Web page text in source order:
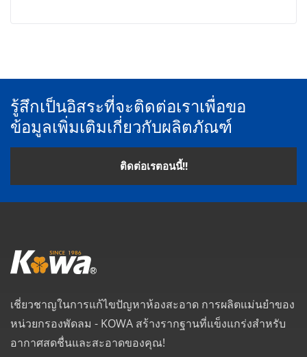
รู้สึกเป็นอิสระที่จะติดต่อเราเพื่อขอ
ข้อมูลเพิ่มเติมเกี่ยวกับผลิตภัณฑ์
ติดต่อเรตอนนี้!!
เชี่ยวชาญในการแก้ไขปัญหาห้องสะอาด การผลิตแม่นยำของ
หน่วยกรองพัดลม - KOWA สร้างรากฐานที่แข็งแกร่งสำหรับ
อากาศสดชื่นและสะอาดของคุณ!